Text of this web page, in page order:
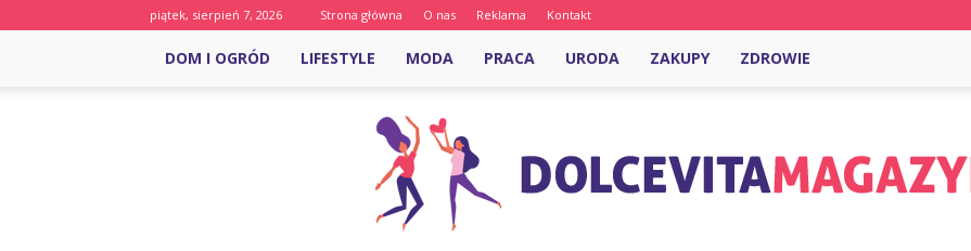
piątek, sierpień 7, 2026 Strona główna O nas Reklama Kontakt
DOM I OGRÓD LIFESTYLE MODA PRACA URODA ZAKUPY ZDROWIE